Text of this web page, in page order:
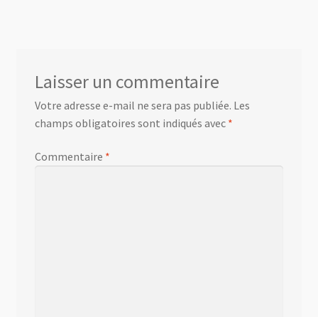
Laisser un commentaire
Votre adresse e-mail ne sera pas publiée. Les
champs obligatoires sont indiqués avec *
Commentaire *